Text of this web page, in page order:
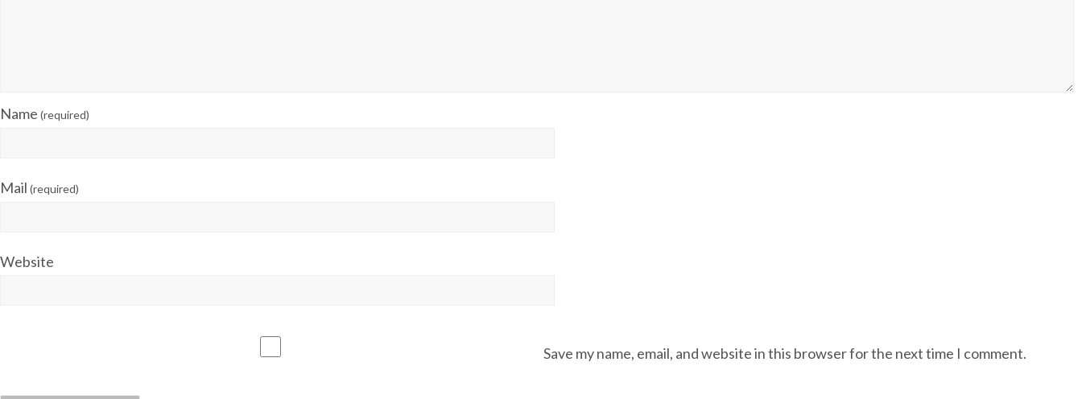
Name (required)
Mail (required)
Website
Save my name, email, and website in this browser for the next time I comment.